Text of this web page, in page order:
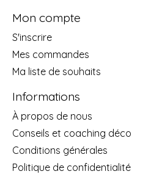
Mon compte
S'inscrire
Mes commandes
Ma liste de souhaits
Informations
À propos de nous
Conseils et coaching déco
Conditions générales
Politique de confidentialité